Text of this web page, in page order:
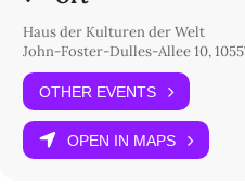
Wie lässt sich mit neuen
und Nachspüren
versucht den Zwischenraum von
des
zu aktivieren.
will es gesellschaftliche und
denken. Das Ziel ist die
(Griechischanaisthesía
,
neoliberalen Kapitalismus und
Haus der Kulturen der Welt
John-Foster-Dulles-Allee 10,
OTHER EVENTS
OPEN IN MAPS